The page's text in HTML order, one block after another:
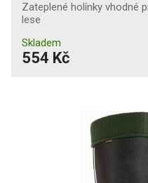
Zateplené holínky vhodné
lese
Skladem
554 Kč